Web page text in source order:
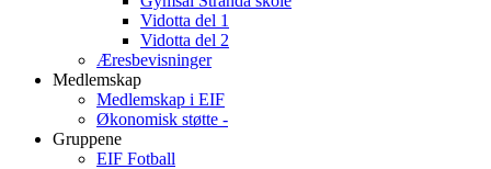
Vidotta del 1
Vidotta del 2
Æresbevisninger
Medlemskap
Medlemskap i EIF
Økonomisk støtte -
Gruppene
EIF Fotball